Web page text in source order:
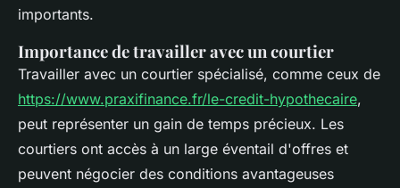
importants.
Importance de travailler avec un courtier
Travailler avec un courtier spécialisé, comme ceux de
https://www.praxifinance.fr/le-credit-hypothecaire,
peut représenter un gain de temps précieux. Les
courtiers ont accès à un large éventail d'offres et
peuvent négocier des conditions avantageuses